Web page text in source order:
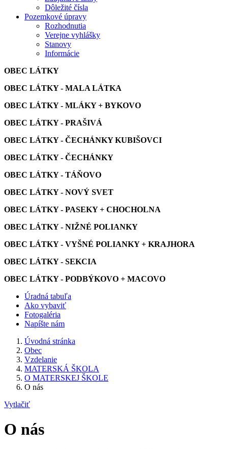
Dôležité čísla
Pozemkové úpravy
Rozhodnutia
Verejne vyhlášky
Stanovy
Informácie
OBEC LÁTKY
OBEC LÁTKY - MALA LÁTKA
OBEC LÁTKY - MLÁKY + BYKOVO
OBEC LÁTKY - PRAŠIVÁ
OBEC LÁTKY - ČECHÁNKY KUBIŠOVCI
OBEC LÁTKY - ČECHÁNKY
OBEC LÁTKY - TÁŇOVO
OBEC LÁTKY - NOVÝ SVET
OBEC LÁTKY - PASEKY + CHOCHOLNA
OBEC LÁTKY - NIŽNÉ POLIANKY
OBEC LÁTKY - VYŠNÉ POLIANKY + KRAJHORA
OBEC LÁTKY - SEKCIA
OBEC LÁTKY - PODBÝKOVO + MACOVO
Úradná tabuľa
Ako vybaviť
Fotogaléria
Napíšte nám
Úvodná stránka
Obec
Vzdelanie
MATERSKÁ ŠKOLA
O MATERSKEJ ŠKOLE
O nás
Vytlačiť
O nás